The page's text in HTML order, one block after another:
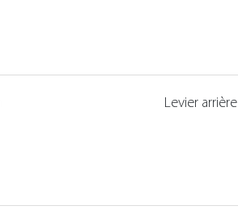
Levier arrière